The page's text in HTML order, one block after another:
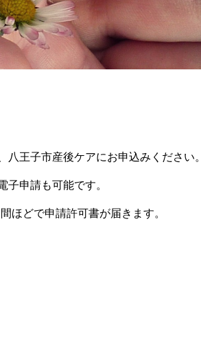
八王子市産後ケアにお申込みください。
子申請も可能です。
ほどで申請許可書が届きます。